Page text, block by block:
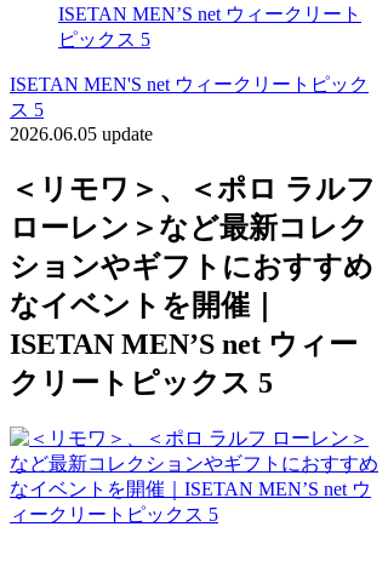
ISETAN MEN’S net ウィークリート
ピックス 5
ISETAN MEN'S net ウィークリートピック
ス 5
2026.06.05 update
＜リモワ＞、＜ポロ ラルフ
ローレン＞など最新コレク
ションやギフトにおすすめ
なイベントを開催｜
ISETAN MEN’S net ウィー
クリートピックス 5